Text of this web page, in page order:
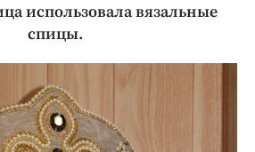
использовала вязальные
спицы.